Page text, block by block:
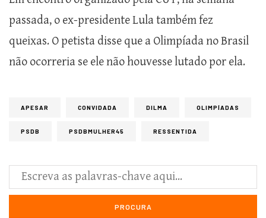
passada, o ex-presidente Lula também fez
queixas. O petista disse que a Olimpíada no Brasil
não ocorreria se ele não houvesse lutado por ela.
APESAR CONVIDADA DILMA OLIMPÍADAS
PSDB PSDBMULHER45 RESSENTIDA